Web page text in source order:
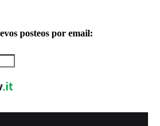
posteos por email: